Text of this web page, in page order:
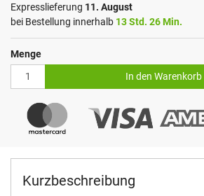
Kurzbeschreibung
Expresslieferung 11. August
bei Bestellung innerhalb 13 Std. 26 Min.
Menge
In den Warenkorb